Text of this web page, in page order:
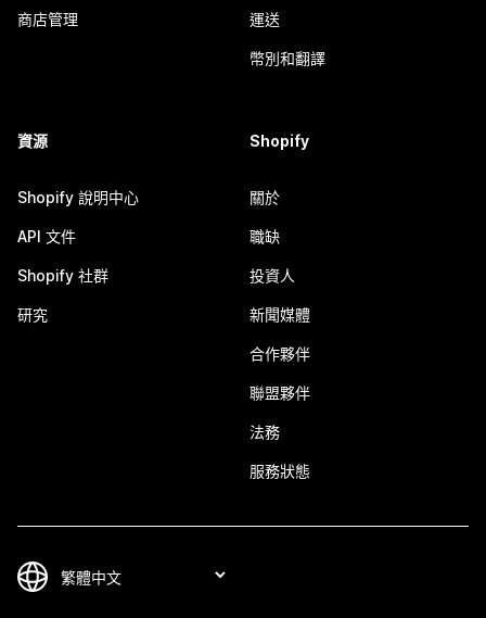
商店管理 運送
幣別和翻譯
資源
Shopify 說明中心
API 文件
Shopify 社群
研究
Shopify
關於
職缺
投資人
新聞媒體
合作夥伴
聯盟夥伴
法務
服務狀態